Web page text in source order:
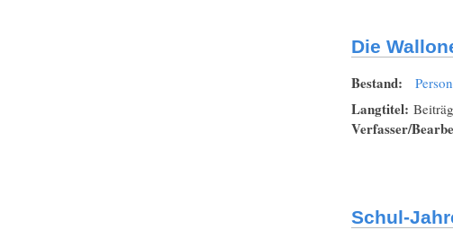
Die
Bestand:
Langtitel:
Verfasser/
Schul-